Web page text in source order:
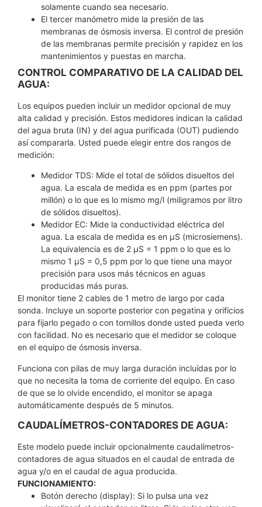
solamente cuando sea necesario.
El tercer manómetro mide la presión de las
membranas de ósmosis inversa. El control de presión
de las membranas permite precisión y rapidez en los
mantenimientos y puestas en marcha.
CONTROL COMPARATIVO DE LA CALIDAD DEL
AGUA:
Los equipos pueden incluir un medidor opcional de muy
alta calidad y precisión. Estos medidores indican la calidad
del agua bruta (IN) y del agua purificada (OUT) pudiendo
así compararla. Usted puede elegir entre dos rangos de
medición:
Medidor TDS: Mide el total de sólidos disueltos del
agua. La escala de medida es en ppm (partes por
millón) o lo que es lo mismo mg/l (miligramos por litro
de sólidos disueltos).
Medidor EC: Mide la conductividad eléctrica del
agua. La escala de medida es en µS (microsiemens).
La equivalencia es de 2 µS = 1 ppm o lo que es lo
mismo 1 µS = 0,5 ppm por lo que tiene una mayor
precisión para usos más técnicos en aguas
producidas más puras.
El monitor tiene 2 cables de 1 metro de largo por cada
sonda. Incluye un soporte posterior con pegatina y orificios
para fijarlo pegado o con tornillos donde usted pueda verlo
con facilidad. No es necesario que el medidor se coloque
en el equipo de ósmosis inversa.
Funciona con pilas de muy larga duración incluídas por lo
que no necesita la toma de corriente del equipo. En caso
de que se lo olvide encendido, el monitor se apaga
automáticamente después de 5 minutos.
CAUDALÍMETROS-CONTADORES DE AGUA:
Este modelo puede incluir opcionalmente caudalímetros-
contadores de agua situados en el caudal de entrada de
agua y/o en el caudal de agua producida.
FUNCIONAMIENTO:
Botón derecho (display): Si lo pulsa una vez